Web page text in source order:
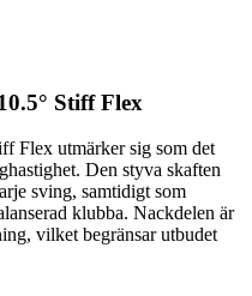
Stiff Flex
Flex utmärker sig som det
Den styva skaften
sving, samtidigt som
klubba. Nackdelen är
vilket begränsar utbudet